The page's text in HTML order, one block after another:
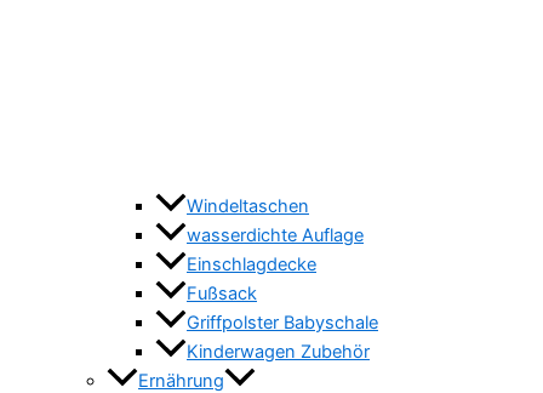
Windeltaschen
wasserdichte Auflage
Einschlagdecke
Fußsack
Griffpolster Babyschale
Kinderwagen Zubehör
Ernährung